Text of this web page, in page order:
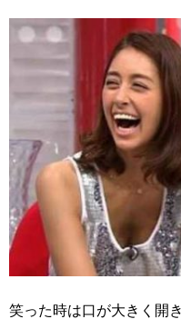
笑った時は口が大きく開